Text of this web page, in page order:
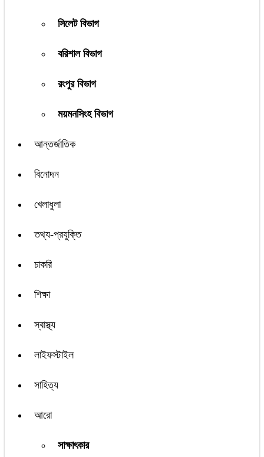
সিলেট বিভাগ
বরিশাল বিভাগ
রংপুর বিভাগ
ময়মনসিংহ বিভাগ
আন্তর্জাতিক
বিনোদন
খেলাধুলা
তথ্য-প্রযুক্তি
চাকরি
শিক্ষা
স্বাস্থ্য
লাইফস্টাইল
সাহিত্য
আরো
সাক্ষাৎকার